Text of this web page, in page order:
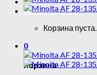
Корзина /0₽0
Корзина пуста.
0
Корзина